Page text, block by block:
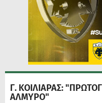
Γ. ΚΟΙΛΙΑΡΑΣ:
ΑΛΜΥΡΟ"